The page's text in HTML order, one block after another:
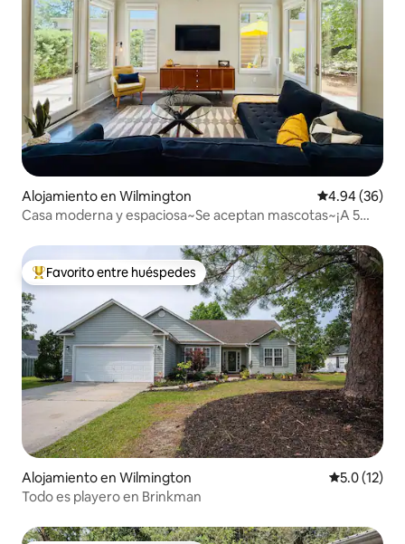
Alojamiento en Wilmington Calificación
4.94 (36)
Casa moderna y espaciosa~Se aceptan mascotas~¡A 5
Favorito entre huéspedes preferido
Favorito entre huéspedes
Alojamiento en Wilmington Calificación
5.0 (12)
Todo es playero en Brinkman